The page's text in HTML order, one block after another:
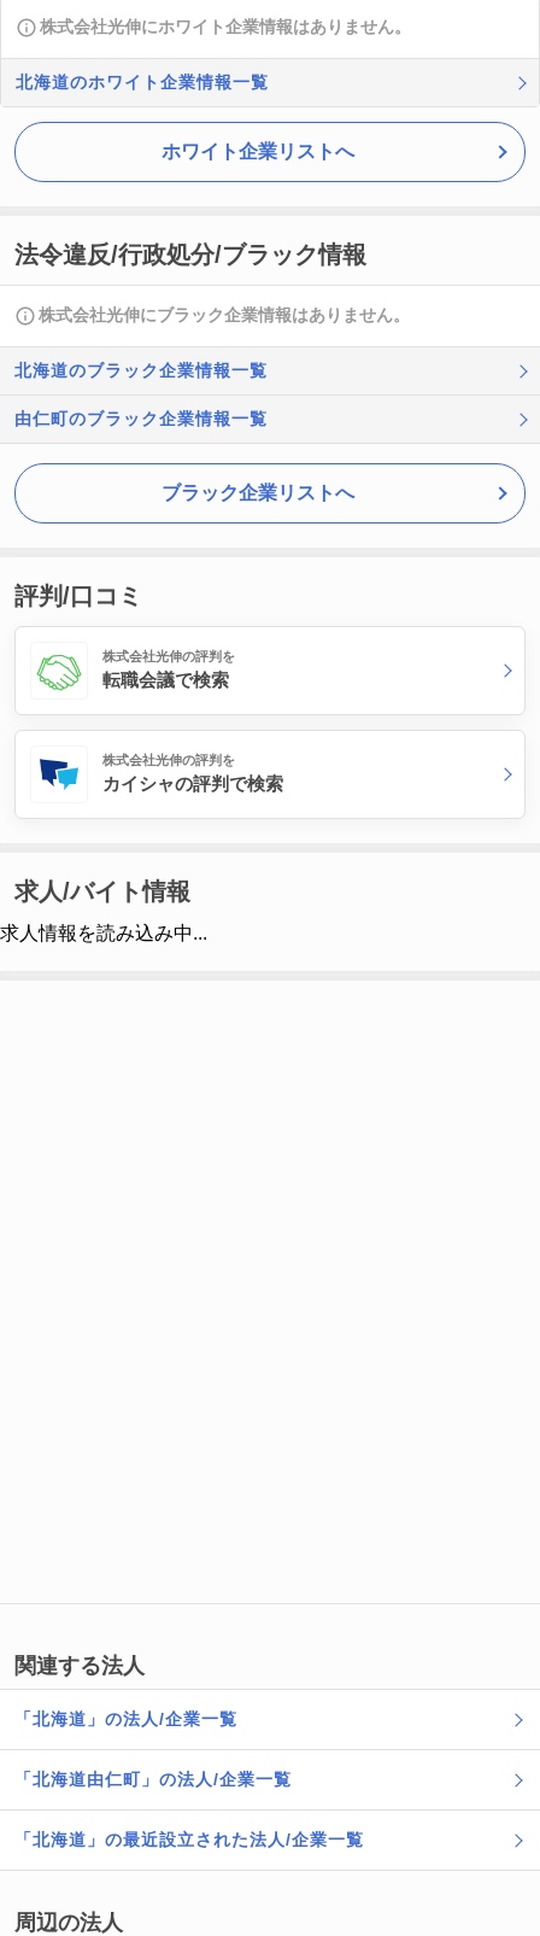
株式会社光伸にホワイト企業情報はありません。
北海道のホワイト企業情報一覧
ホワイト企業リストへ
法令違反/行政処分/ブラック情報
株式会社光伸にブラック企業情報はありません。
北海道のブラック企業情報一覧
由仁町のブラック企業情報一覧
ブラック企業リストへ
評判/口コミ
株式会社光伸の評判を
転職会議で検索
株式会社光伸の評判を
カイシャの評判で検索
求人/バイト情報
求人情報を読み込み中...
関連する法人
「北海道」の法人/企業一覧
「北海道由仁町」の法人/企業一覧
「北海道」の最近設立された法人/企業一覧
周辺の法人